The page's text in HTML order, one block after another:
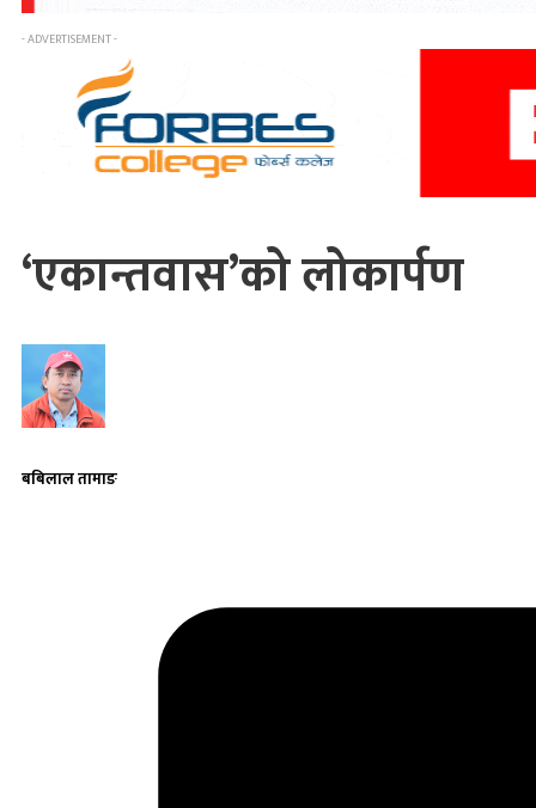
- ADVERTISEMENT -
‘एकान्तवास’को लोकार्पण
बबिलाल तामाङ